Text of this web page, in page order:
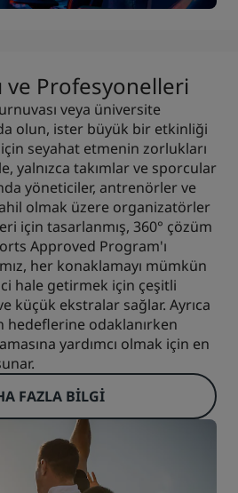
ve Profesyonelleri
veya üniversite
olun, ister büyük bir etkinliği
seyahat etmenin zorlukları
yalnızca takımlar ve sporcular
yöneticiler, antrenörler ve
olmak üzere organizatörler
için tasarlanmış, 360° çözüm
Approved Program'ı
her konaklamayı mümkün
hale getirmek için çeşitli
küçük ekstralar sağlar. Ayrıca
hedeflerine odaklanırken
yardımcı olmak için en
FAZLA BILGI